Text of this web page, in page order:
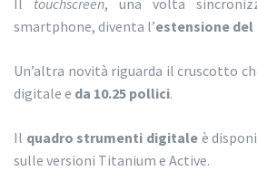
Il touchscreen, una volta
smartphone, diventa l’estensione
Un’altra novità riguarda il cruscotto
digitale e da 10.25 pollici.
Il quadro strumenti digitaleè
sulle versioni Titanium e Active.